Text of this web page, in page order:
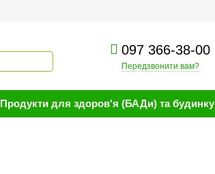
097 366-38-00
Передзвонити вам?
Продукти для здоров'я (БАДи) та будинку